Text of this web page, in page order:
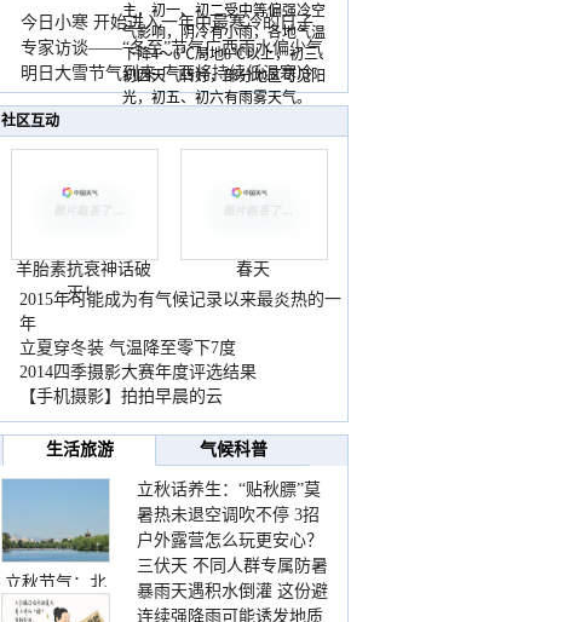
主，初一、初二受中等偏强冷空
气影响，阴冷有小雨，各地气温
下降4～6℃局地8℃以上，初三、
初四天气转好，部分地区可见阳
光，初五、初六有雨雾天气。
今日小寒 开始进入一年中最寒冷的日子
专家访谈——“冬至”节气广西雨水偏少气
温低
明日大雪节气到来 广西将持续低温寒冷
天气
社区互动
羊胎素抗衰神话破
灭！
春天
2015年可能成为有气候记录以来最炎热的一
年
立夏穿冬装 气温降至零下7度
2014四季摄影大赛年度评选结果
【手机摄影】拍拍早晨的云
生活旅游 气候科普
立秋节气：北
立秋话养生：“贴秋膘”莫
着急 先清暑再防燥
暑热未退空调吹不停 3招
护住肩颈不酸痛
户外露营怎么玩更安心？
这份攻略请收好
三伏天 不同人群专属防暑
要点请收好
暴雨天遇积水倒灌 这份避
连续强降雨可能诱发地质